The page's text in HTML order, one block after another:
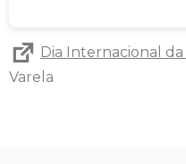
Dia Internacional
Varela